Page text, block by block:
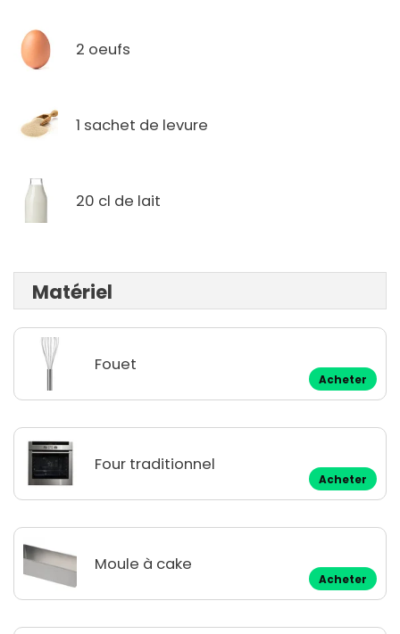
2 oeufs
1 sachet de levure
20 cl de lait
Matériel
Fouet
Acheter
Four traditionnel
Acheter
Moule à cake
Acheter